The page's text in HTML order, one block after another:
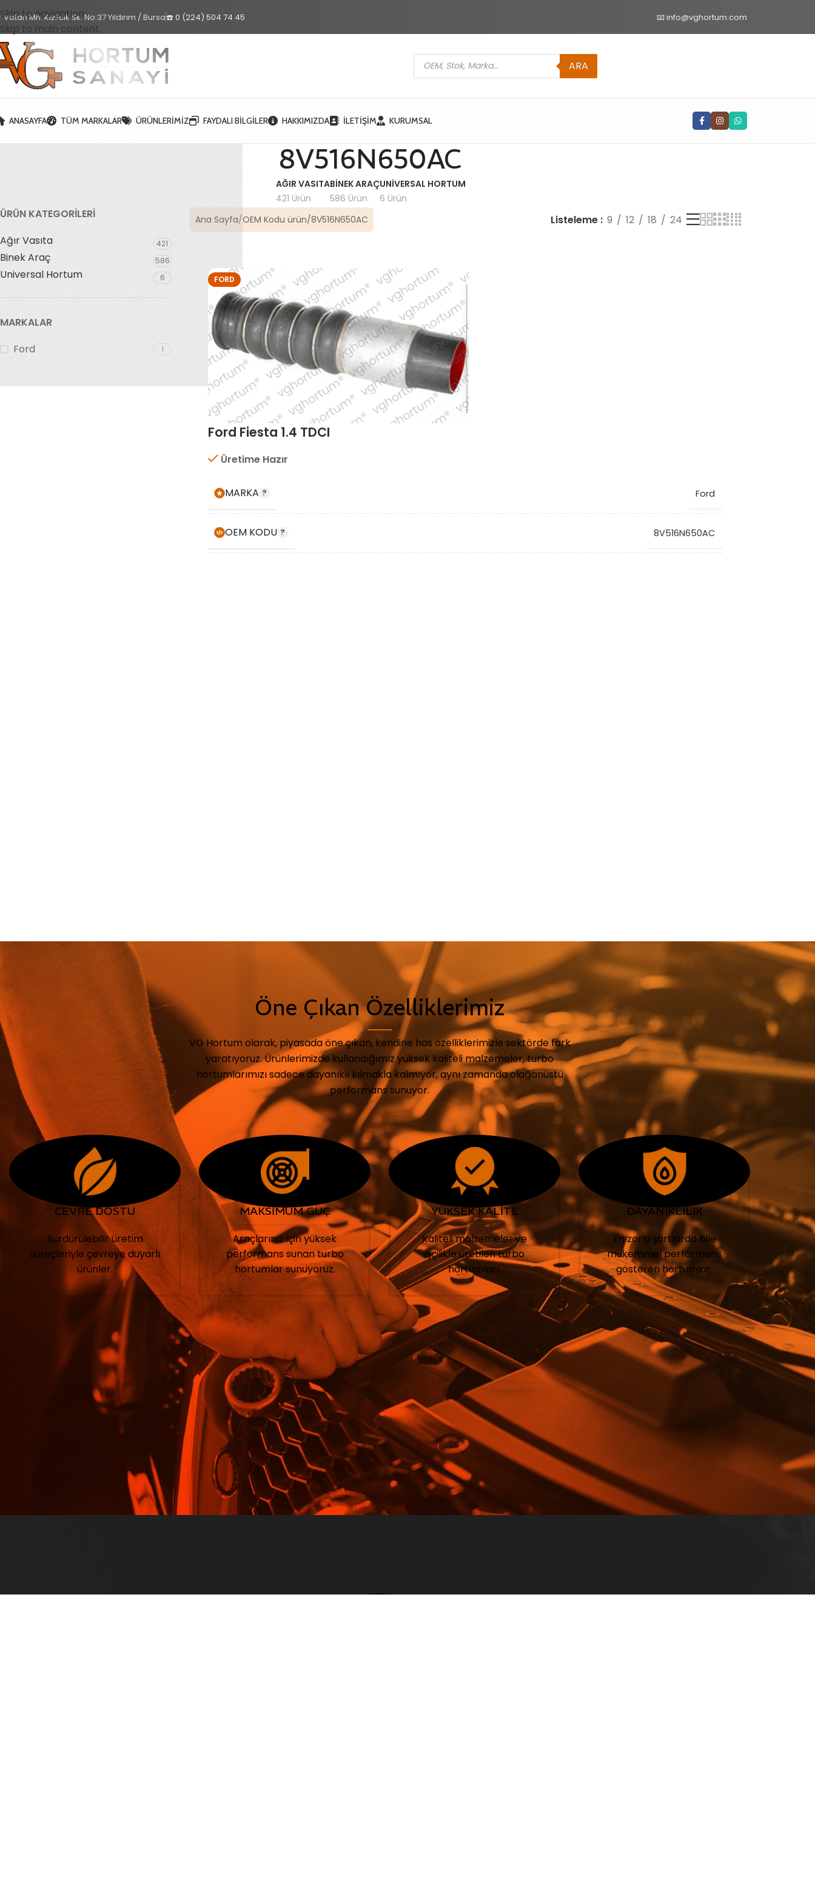
Skip to navigation
Skip to main content
Vatan Mh. Kızılcık Sk. No:37 Yıldırım / Bursa☎️ 0 (224) 504 74 45 📧 info@vghortum.com
ARA
ANASAYFA TÜM MARKALAR ÜRÜNLERIMIZ FAYDALI BILGILER HAKKIMIZDA İLETIŞIM KURUMSAL
8V516N650AC
AĞIR VASITA
421 Ürün
BINEK ARAÇ
586 Ürün
UNIVERSAL HORTUM
6 Ürün
ÜRÜN KATEGORİLERİ
Ağır Vasıta
421
Binek Araç 586
Universal Hortum 6
MARKALAR
Ford
1
Ana Sayfa OEM Kodu ürün 8V516N650AC Listeleme 9 12 18 24
FORD
Ford Fiesta 1.4 TDCI
Üretime Hazır
MARKA Ford
OEM KODU 8V516N650AC
Öne Çıkan Özelliklerimiz
VG Hortum olarak, piyasada öne çıkan, kendine has özelliklerimizle sektörde fark
yaratıyoruz. Ürünlerimizde kullandığımız yüksek kaliteli malzemeler, turbo
hortumlarımızı sadece dayanıklı kılmakla kalmıyor, aynı zamanda olağanüstü
performans sunuyor.
ÇEVRE DOSTU
Sürdürülebilir üretim
süreçleriyle çevreye duyarlı
ürünler.
MAKSİMUM GÜÇ
Araçlarınız için yüksek
performans sunan turbo
hortumlar sunuyoruz.
YÜKSEK KALİTE
Kaliteli malzemeler ve
işçilikle üretilen turbo
hortumları.
DAYANIKLILIK
En zorlu şartlarda bile
mükemmel performans
gösteren hortumlar.